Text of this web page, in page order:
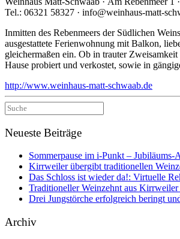
Tel.: 06321 58327 · info@weinhaus-matt-
Inmitten des Rebenmeers der Südlichen
ausgestattete Ferienwohnung mit Balkon,
gleichermaßen ein. Ob in trauter
Hause probiert und verkostet, sowie in
http://www.weinhaus-matt-schwaab.de
Suche
nach:
Neueste Beiträge
Sommerpause im i-Punkt –
Kirrweiler übergibt traditionellen
Das Schloss ist wieder da!: Virtuelle
Traditioneller Weinzehnt aus
Drei Jungstörche erfolgreich beringt
Archiv